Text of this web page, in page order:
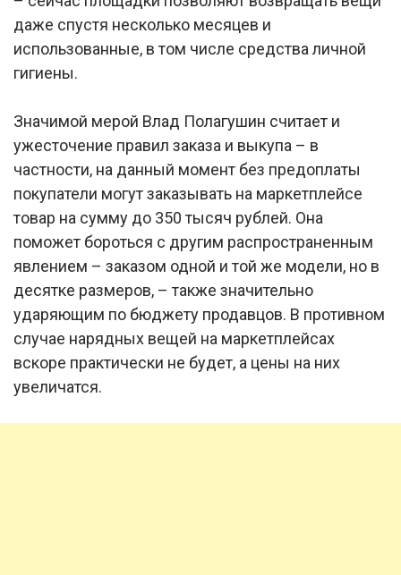
даже спустя несколько месяцев и
использованные, в том числе средства личной
гигиены.
Значимой мерой Влад Полагушин считает и
ужесточение правил заказа и выкупа – в
частности, на данный момент без предоплаты
покупатели могут заказывать на маркетплейсе
товар на сумму до 350 тысяч рублей. Она
поможет бороться с другим распространенным
явлением – заказом одной и той же модели, но в
десятке размеров, – также значительно
ударяющим по бюджету продавцов. В противном
случае нарядных вещей на маркетплейсах
вскоре практически не будет, а цены на них
увеличатся.